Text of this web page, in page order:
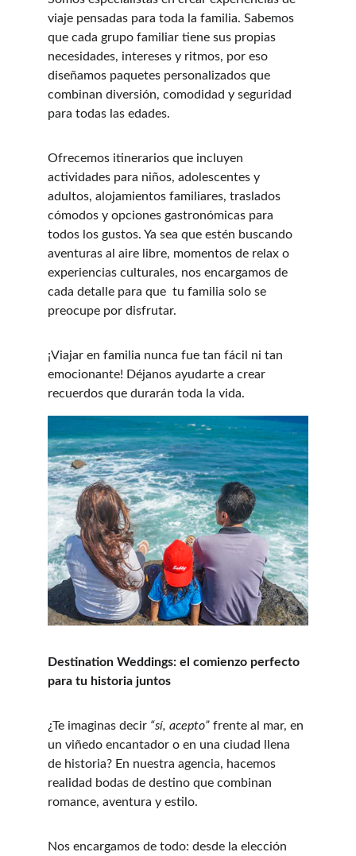
viaje pensadas para toda la familia. Sabemos
que cada grupo familiar tiene sus propias
necesidades, intereses y ritmos, por eso
diseñamos paquetes personalizados que
combinan diversión, comodidad y seguridad
para todas las edades.
Ofrecemos itinerarios que incluyen
actividades para niños, adolescentes y
adultos, alojamientos familiares, traslados
cómodos y opciones gastronómicas para
todos los gustos. Ya sea que estén buscando
aventuras al aire libre, momentos de relax o
experiencias culturales, nos encargamos de
cada detalle para que  tu familia solo se
preocupe por disfrutar.
¡Viajar en familia nunca fue tan fácil ni tan
emocionante! Déjanos ayudarte a crear
recuerdos que durarán toda la vida.
Destination Weddings: el comienzo perfecto
para tu historia juntos
¿Te imaginas decir “sí, acepto” frente al mar, en
un viñedo encantador o en una ciudad llena
de historia? En nuestra agencia, hacemos
realidad bodas de destino que combinan
romance, aventura y estilo.
Nos encargamos de todo: desde la elección